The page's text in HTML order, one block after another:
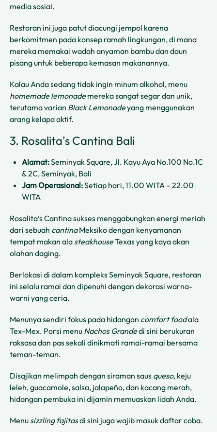
media sosial.
Restoran ini juga patut diacungi jempol karena
berkomitmen pada konsep ramah lingkungan, di mana
mereka memakai wadah anyaman bambu dan daun
pisang untuk beberapa kemasan makanannya.
Kalau Anda sedang tidak ingin minum alkohol, menu
homemade lemonademereka sangat segar dan unik,
terutama varian Black Lemonadeyang menggunakan
arang kelapa aktif.
3. Rosalita's Cantina Bali
Alamat:Seminyak Square, Jl. Kayu Aya No.100 No.1C
& 2C, Seminyak, Bali
Jam Operasional:Setiap hari, 11.00 WITA – 22.00
WITA
Rosalita’s Cantina sukses menggabungkan energi meriah
dari sebuah cantinaMeksiko dengan kenyamanan
tempat makan ala steakhouseTexas yang kaya akan
olahan daging.
Berlokasi di dalam kompleks Seminyak Square, restoran
ini selalu ramai dan dipenuhi dengan dekorasi warna-
warni yang ceria.
Menunya sendiri fokus pada hidangan comfort foodala
Tex-Mex. Porsi menu Nachos Grandedi sini berukuran
raksasa dan pas sekali dinikmati ramai-ramai bersama
teman-teman.
Disajikan melimpah dengan siraman saus queso, keju
leleh, guacamole, salsa, jalapeño, dan kacang merah,
hidangan pembuka ini dijamin memuaskan lidah Anda.
Menu sizzling fajitasdi sini juga wajib masuk daftar coba.